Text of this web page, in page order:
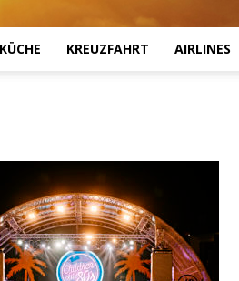
|
KREUZFAHRT AIRLINES